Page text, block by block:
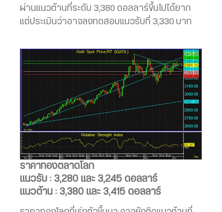
ผ่านแนวต้านที่ระดับ 3,380 ดอลลาร์ขึ้นไปได้ยาก
แต่ประเมินว่าอาจลงทดสอบแนวรับที่ 3,330 บาท
ราคาทองตลาดโลก
แนวรับ : 3,280 และ 3,245 ดอลลาร์
แนวต้าน : 3,380 และ 3,415 ดอลลาร์